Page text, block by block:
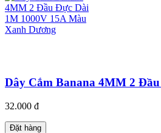
Dây Cắm Banana 4MM 2
32.000 đ
Đặt hàng